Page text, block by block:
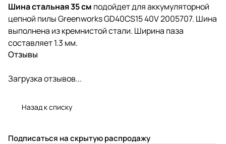
Шина стальная 35 см подойдет для аккумуляторной
цепной пилы Greenworks GD40CS15 40V 2005707. Шина
выполнена из кремнистой стали. Ширина паза
составляет 1.3 мм.
Отзывы
Загрузка отзывов...
Назад к списку
Подписаться на скрытую распродажу